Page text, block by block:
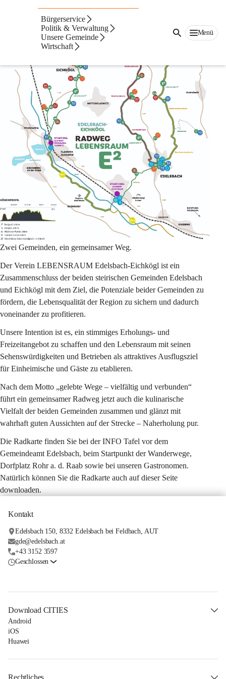
Bürgerservice
Politik & Verwaltung
Unsere Gemeinde
Wirtschaft
Menü
Zwei Gemeinden, ein gemeinsamer Weg.
Der Verein LEBENSRAUM Edelsbach-Eichkögl ist ein
Zusammenschluss der beiden steirischen Gemeinden Edelsbach
und Eichkögl mit dem Ziel, die Potenziale beider Gemeinden zu
fördern, die Lebensqualität der Region zu sichern und dadurch
voneinander zu profitieren.
Unsere Intention ist es, ein stimmiges Erholungs- und
Freizeitangebot zu schaffen und den Lebensraum mit seinen
Sehenswürdigkeiten und Betrieben als attraktives Ausflugsziel
für Einheimische und Gäste zu etablieren.
Nach dem Motto „gelebte Wege – vielfältig und verbunden“
führt ein gemeinsamer Radweg jetzt auch die kulinarische
Vielfalt der beiden Gemeinden zusammen und glänzt mit
wahrhaft guten Aussichten auf der Strecke – Naherholung pur.
Die Radkarte finden Sie bei der INFO Tafel vor dem
Gemeindeamt Edelsbach, beim Startpunkt der Wanderwege,
Dorfplatz Rohr a. d. Raab sowie bei unseren Gastronomen.
Natürlich können Sie die Radkarte auch auf dieser Seite
downloaden.
Kontakt
Edelsbach 150, 8332 Edelsbach bei Feldbach, AUT
gde@edelsbach.at
+43 3152 3597
Geschlossen
Download CITIES
Android
iOS
Huawei
Rechtliches